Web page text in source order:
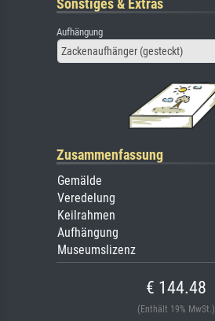
Aufhängung
Zackenaufhänger (gesteckt)
Zusammenfassung
Gemälde
Veredelung
Keilrahmen
Aufhängung
Museumslizenz
€ 144.48
(Enthält 19% MwSt.)